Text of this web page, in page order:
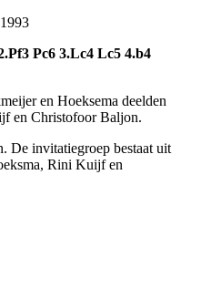
Pc6 3.Lc4 Lc5 4.b4
en Hoeksema deelden
en Christofoor Baljon.
De invitatiegroep bestaat uit
Rini Kuijf en